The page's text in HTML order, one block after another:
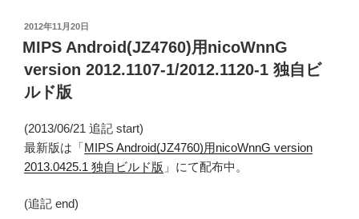
投
稿
日:
2012年11月20日
MIPS Android(JZ4760)用nicoWnnG
version 2012.1107-1/2012.1120-1 独自ビ
ルド版
(2013/06/21 追記 start)
最新版は「MIPS Android(JZ4760)用nicoWnnG version
2013.0425.1 独自ビルド版 」にて配布中。
(追記 end)